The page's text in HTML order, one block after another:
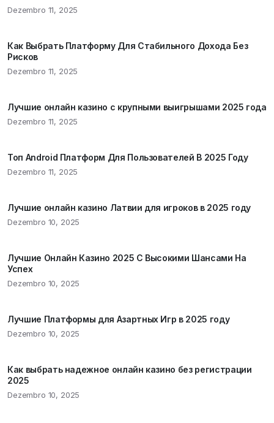
Dezembro 11, 2025
Как Выбрать Платформу Для Стабильного Дохода Без
Рисков
Dezembro 11, 2025
Лучшие онлайн казино с крупными выигрышами 2025 года
Dezembro 11, 2025
Топ Android Платформ Для Пользователей В 2025 Году
Dezembro 11, 2025
Лучшие онлайн казино Латвии для игроков в 2025 году
Dezembro 10, 2025
Лучшие Онлайн Казино 2025 С Высокими Шансами На
Успех
Dezembro 10, 2025
Лучшие Платформы для Азартных Игр в 2025 году
Dezembro 10, 2025
Как выбрать надежное онлайн казино без регистрации
2025
Dezembro 10, 2025